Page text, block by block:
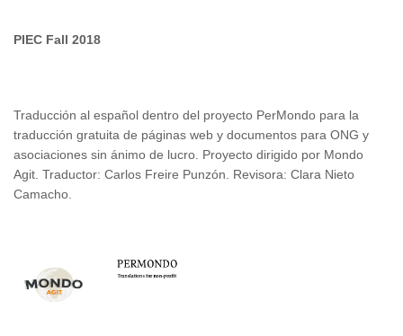
PIEC Fall 2018
Traducción al español dentro del proyecto PerMondo para la
traducción gratuita de páginas web y documentos para ONG y
asociaciones sin ánimo de lucro. Proyecto dirigido por Mondo
Agit. Traductor: Carlos Freire Punzón. Revisora: Clara Nieto
Camacho.